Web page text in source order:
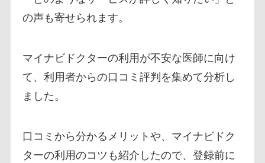
の声も寄せられます。
マイナビドクターの利用が不安な医師に向け
て、利用者からの口コミ評判を集めて分析し
ました。
口コミから分かるメリットや、マイナビドク
ターの利用のコツも紹介したので、登録前に